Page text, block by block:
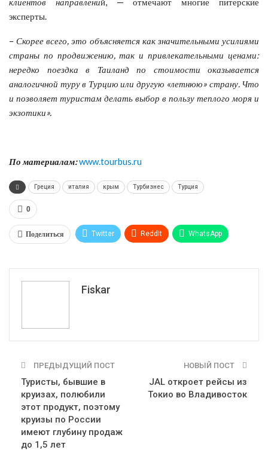
эксперты.
–Скорее всего, это объясняется как значительными усилиями
страны по продвижению, так и привлекательными ценами:
нередко поездка в Таиланд по стоимости оказывается
аналогичной туру в Турцию или другую «летнюю» страну. Что
и позволяет туристам делать выбор в пользу теплого моря и
экзотики».
По материалам:www.tourbus.ru
Греция италия крым Турбизнес Турция
0
Поделиться Twitter ReddIt WhatsApp
Fiskar
ПРЕДЫДУЩИЙ ПОСТ
Туристы, бывшие в
круизах, полюбили
этот продукт, поэтому
круизы по России
имеют глубину продаж
до 1,5 лет
НОВЫЙ ПОСТ
JAL откроет рейсы из
Токио во Владивосток